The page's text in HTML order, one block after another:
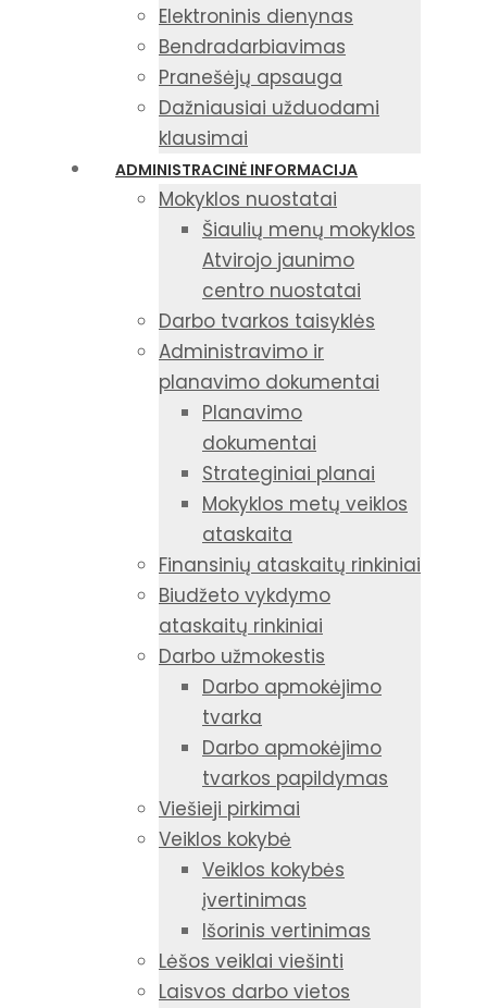
Elektroninis dienynas
Bendradarbiavimas
Pranešėjų apsauga
Dažniausiai užduodami
klausimai
ADMINISTRACINĖ INFORMACIJA
Mokyklos nuostatai
Šiaulių menų mokyklos
Atvirojo jaunimo
centro nuostatai
Darbo tvarkos taisyklės
Administravimo ir
planavimo dokumentai
Planavimo
dokumentai
Strateginiai planai
Mokyklos metų veiklos
ataskaita
Finansinių ataskaitų rinkiniai
Biudžeto vykdymo
ataskaitų rinkiniai
Darbo užmokestis
Darbo apmokėjimo
tvarka
Darbo apmokėjimo
tvarkos papildymas
Viešieji pirkimai
Veiklos kokybė
Veiklos kokybės
įvertinimas
Išorinis vertinimas
Lėšos veiklai viešinti
Laisvos darbo vietos